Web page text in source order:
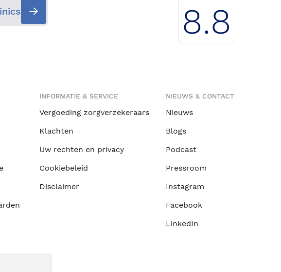
8.8
INFORMATIE & SERVICE
Vergoeding zorgverzekeraars
Klachten
Uw rechten en privacy
Cookiebeleid
Disclaimer
NIEUWS & CONTACT
Nieuws
Blogs
Podcast
Pressroom
Instagram
Facebook
LinkedIn